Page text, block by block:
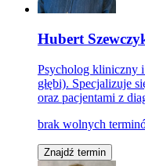
Hubert
Psycholog kliniczny
głębi). Specjalizuje
oraz pacjentami z
brak wolnych
Znajdź termin